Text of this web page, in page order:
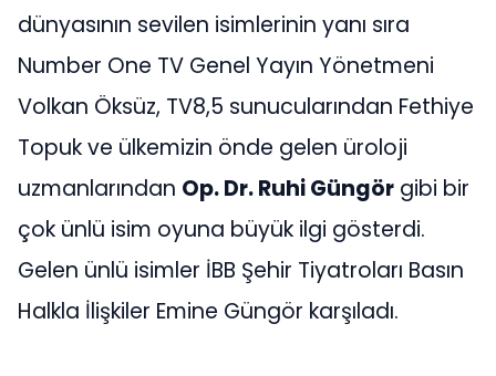
dünyasının sevilen isimlerinin yanı sıra
Number One TV Genel Yayın Yönetmeni
Volkan Öksüz, TV8,5 sunucularından Fethiye
Topuk ve ülkemizin önde gelen üroloji
uzmanlarından Op. Dr. Ruhi Güngör gibi bir
çok ünlü isim oyuna büyük ilgi gösterdi.
Gelen ünlü isimler İBB Şehir Tiyatroları Basın
Halkla İlişkiler Emine Güngör karşıladı.